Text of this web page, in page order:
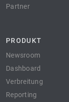
Partner
PRODUKT
Newsroom
Dashboard
Verbreitung
Reporting